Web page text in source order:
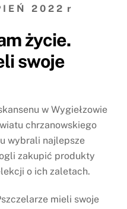
I E Ń 2 0 2 2 r
życie.
swoje
w Wygiełzowie
chrzanowskiego
wybrali najlepsze
zakupić produkty
o ich zaletach.